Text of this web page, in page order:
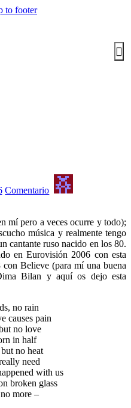
to footer
Comentario
mí pero a veces ocurre y todo);
música y realmente tengo
cantante ruso nacido en los 80.
en Eurovisión 2006 con esta
Believe (para mí una buena
Bilan y aquí os dejo esta
no rain
causes pain
no love
in half
no heat
need
with us
broken glass
more –